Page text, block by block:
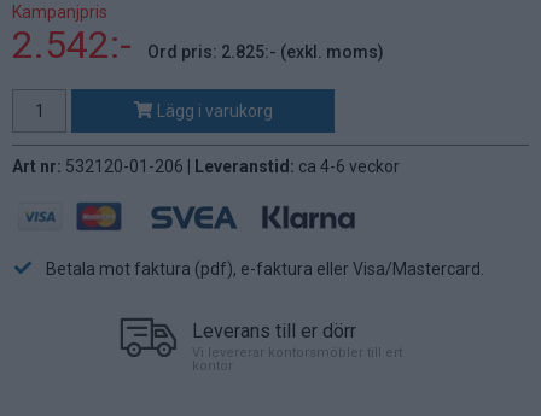
Kampanjpris
2.542:- Ord pris: 2.825:- (exkl. moms)
Lägg i varukorg
Art nr: 532120-01-206 | Leveranstid: ca 4-6 veckor
Betala mot faktura (pdf), e-faktura eller Visa/Mastercard.
Leverans till er dörr
Vi levererar kontorsmöbler till ert
kontor